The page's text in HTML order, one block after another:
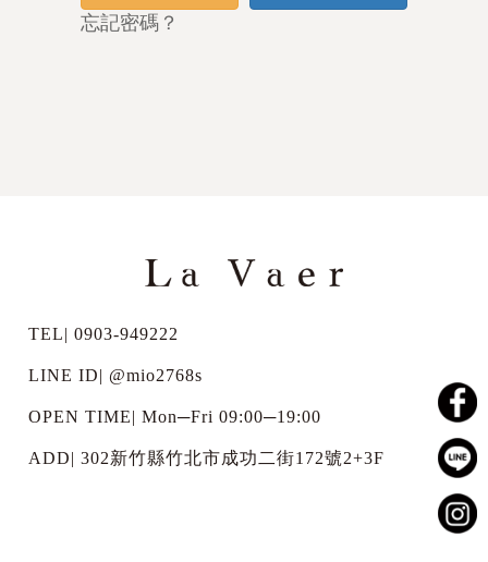
忘記密碼？
TEL| 0903-949222
LINE ID| @mio2768s
OPEN TIME| Mon─Fri 09:00─19:00
ADD| 302新竹縣竹北市成功二街172號2+3F